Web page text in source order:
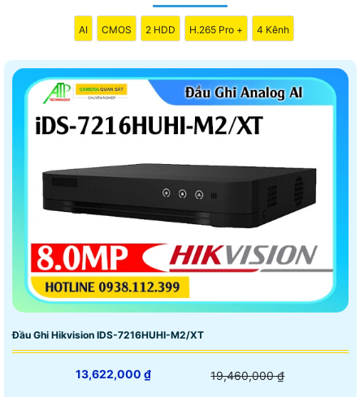
AI CMOS 2 HDD H.265 Pro + 4 Kênh
Đầu Ghi Hikvision IDS-7216HUHI-M2/XT
13,622,000 ₫ 19,460,000 ₫